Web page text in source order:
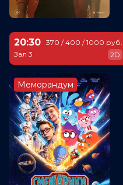
20:30
Зал 3
370 / 400 / 1000 руб.
2D
Меморандум